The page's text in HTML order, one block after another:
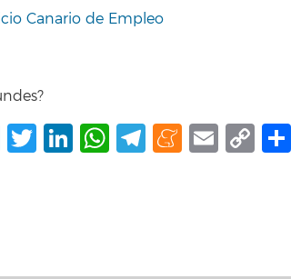
Canario de Empleo
Facebook
Twitter
LinkedIn
WhatsApp
Telegram
Email